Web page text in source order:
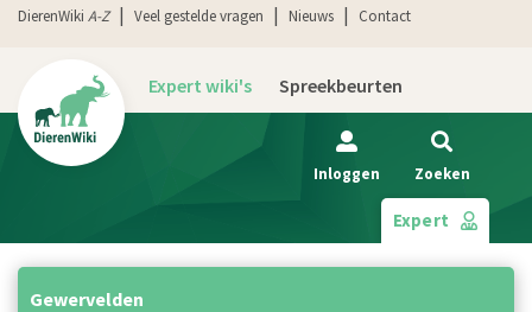
DierenWiki A-Z Veel gestelde vragen Nieuws Contact
Expert wiki's Spreekbeurten
gewervelden
Inloggen Zoeken
Expert